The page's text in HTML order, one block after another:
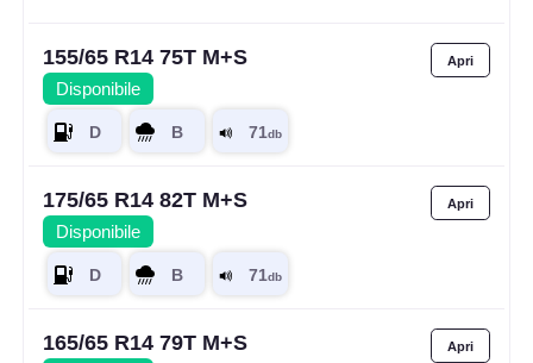
155/65 R14 75T M+S
Disponibile
175/65 R14 82T M+S
Disponibile
165/65 R14 79T M+S